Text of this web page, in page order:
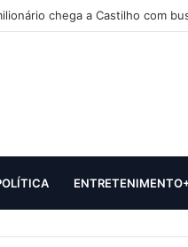
chega a Castilho com